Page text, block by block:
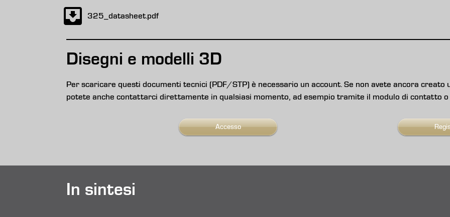
325_datasheet.pdf
Disegni e modelli 3D
Per scaricare questi documenti tecnici (PDF/STP) è necessario un account. Se non avete ancora
potete anche contattarci direttamente in qualsiasi momento, ad esempio tramite il modulo di contatto
Accesso
In sintesi